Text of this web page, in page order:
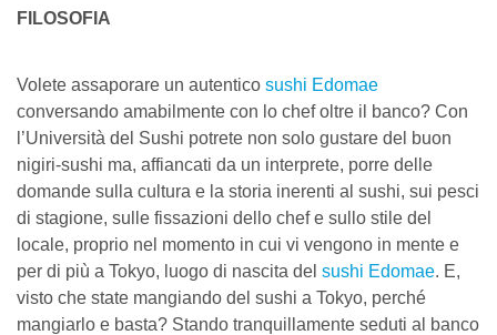
FILOSOFIA
Volete assaporare un autentico sushi Edomae
conversando amabilmente con lo chef oltre il banco? Con
l’Università del Sushi potrete non solo gustare del buon
nigiri-sushi ma, affiancati da un interprete, porre delle
domande sulla cultura e la storia inerenti al sushi, sui pesci
di stagione, sulle fissazioni dello chef e sullo stile del
locale, proprio nel momento in cui vi vengono in mente e
per di più a Tokyo, luogo di nascita del sushi Edomae. E,
visto che state mangiando del sushi a Tokyo, perché
mangiarlo e basta? Stando tranquillamente seduti al banco